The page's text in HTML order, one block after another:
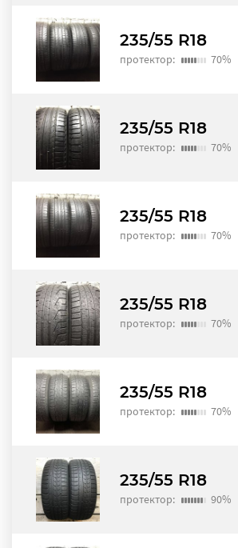
235/55 R18
протектор: 70%
235/55 R18
протектор: 70%
235/55 R18
протектор: 70%
235/55 R18
протектор: 70%
235/55 R18
протектор: 70%
235/55 R18
протектор: 90%